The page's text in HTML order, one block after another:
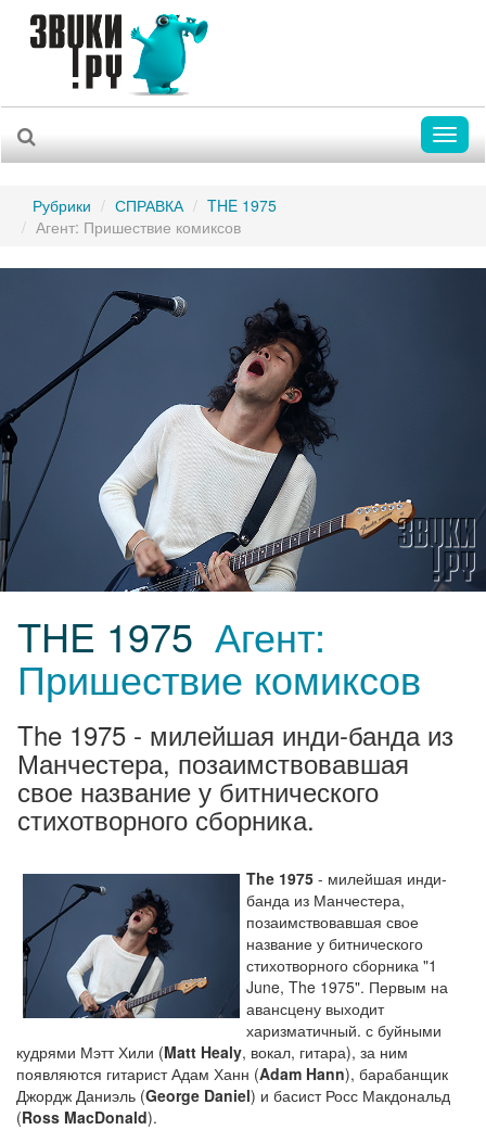
Рубрики СПРАВКА
THE 1975
Агент: Пришествие комиксов
THE 1975 Агент:
Пришествие комиксов
The 1975 - милейшая инди-банда из
Манчестера, позаимствовавшая
свое название у битнического
стихотворного сборника.
The 1975 - милейшая инди-
банда из Манчестера,
позаимствовавшая свое
название у битнического
стихотворного сборника "1
June, The 1975". Первым на
авансцену выходит
харизматичный. с буйными
кудрями Мэтт Хили (Matt Healy, вокал, гитара), за ним
появляются гитарист Адам Ханн (Adam Hann), барабанщик
Джордж Даниэль (George Daniel) и басист Росс Макдональд
(Ross MacDonald).